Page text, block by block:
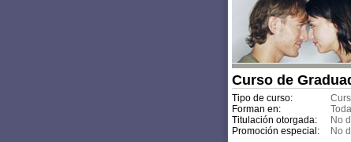
Curso de
Tipo de curso:
Forman en:
Titulación otorgada:
No
Promoción especial:
No